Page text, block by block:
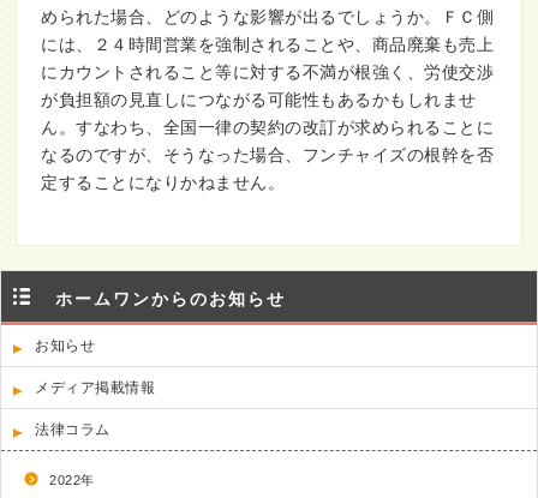
められた場合、どのような影響が出るでしょうか。ＦＣ側
には、２４時間営業を強制されることや、商品廃棄も売上
にカウントされること等に対する不満が根強く、労使交渉
が負担額の見直しにつながる可能性もあるかもしれませ
ん。すなわち、全国一律の契約の改訂が求められることに
なるのですが、そうなった場合、フンチャイズの根幹を否
定することになりかねません。
ホームワンからのお知らせ
お知らせ
メディア掲載情報
法律コラム
2022年